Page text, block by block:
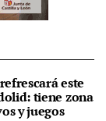
este
tiene zona
y juegos